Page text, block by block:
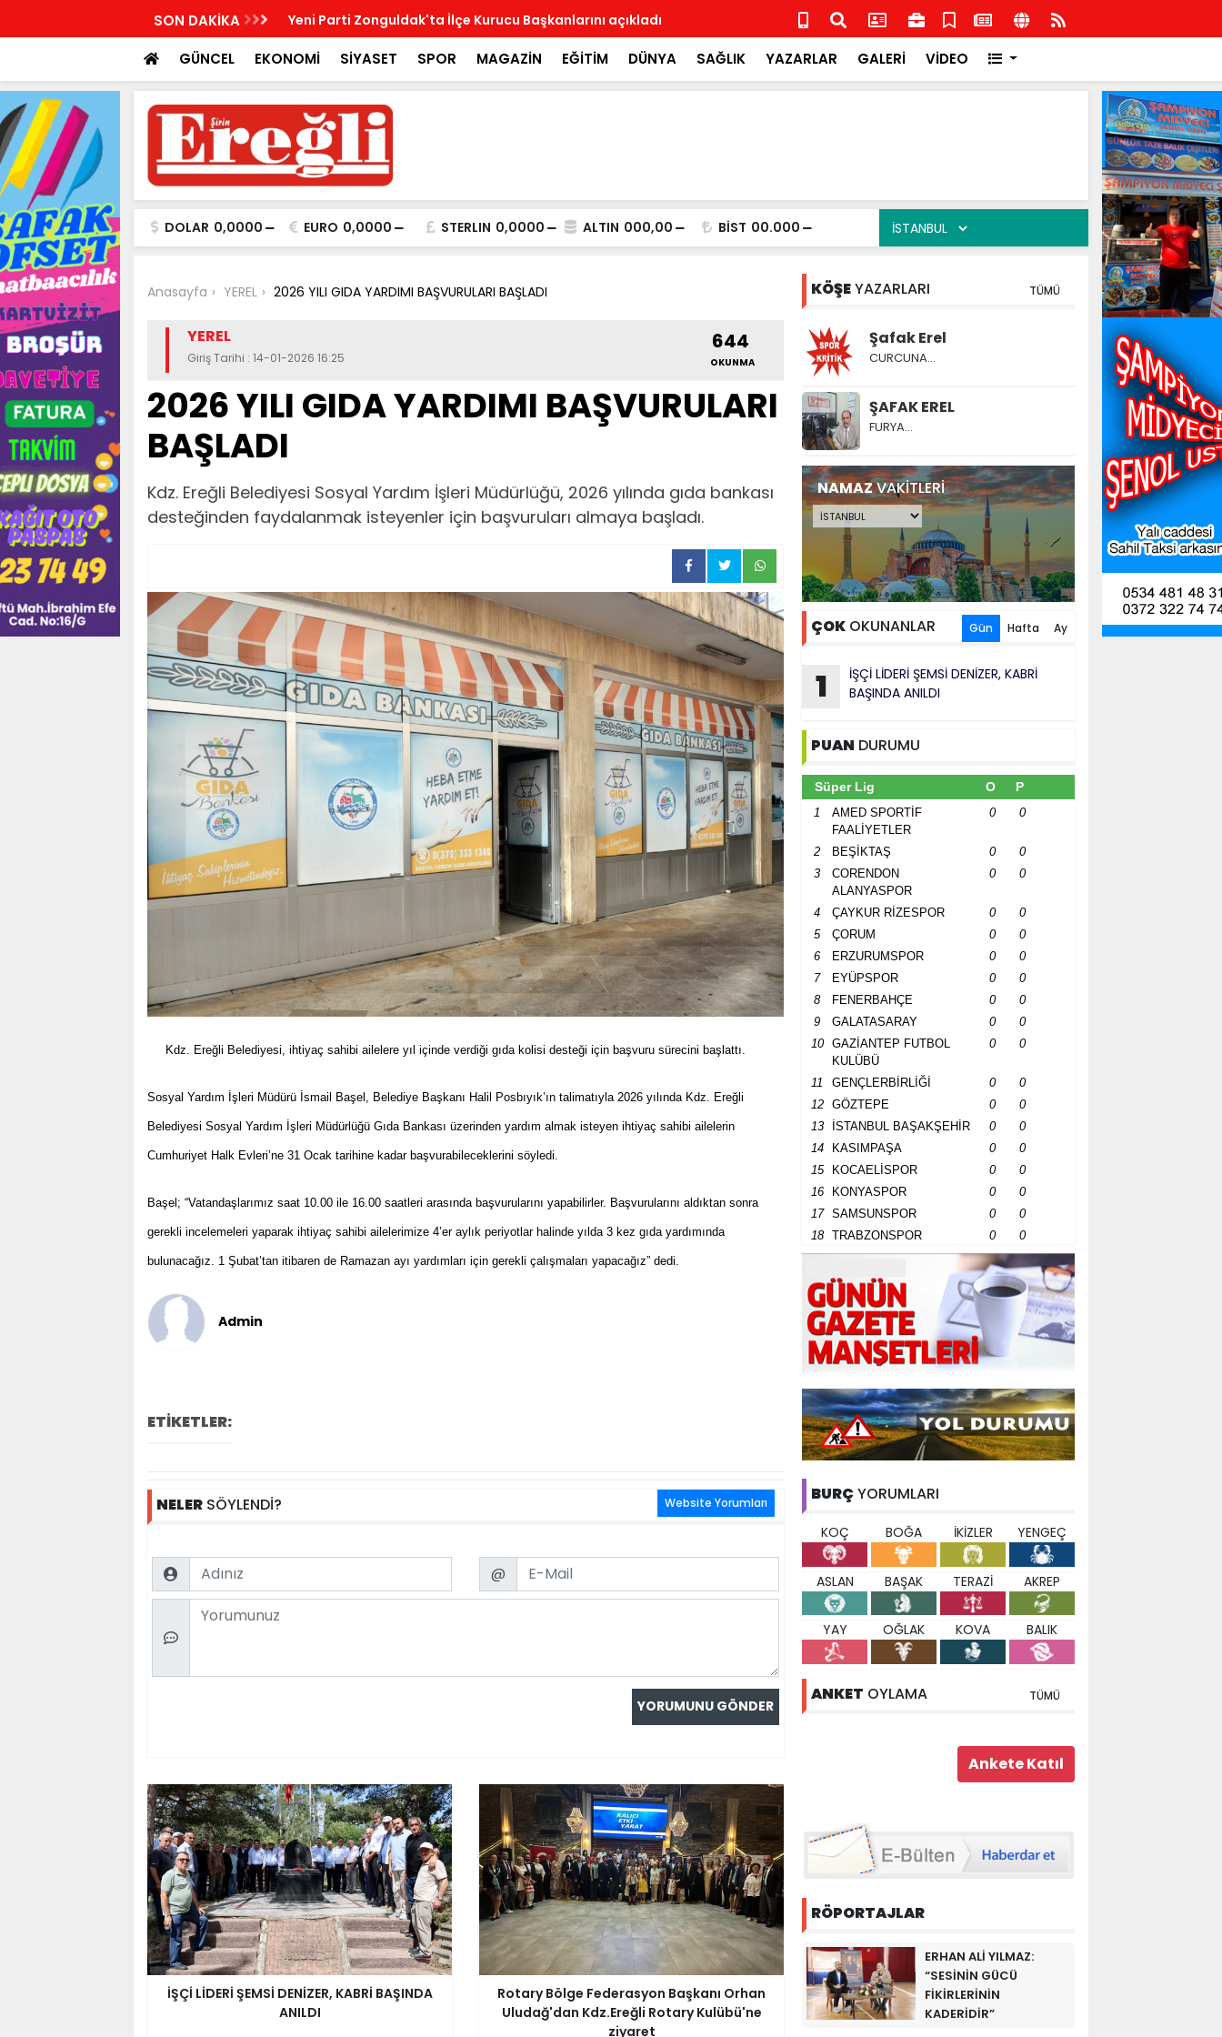
SON DAKİKA Yeni Parti Zonguldak'ta İlçe Kurucu Başkanlarını açıkladı MHP İlçe Teşkilatından İlçe Milli Eğitim Müdürlüğüne ziyaret
GÜNCEL EKONOMİ SİYASET SPOR MAGAZİN EĞİTİM DÜNYA SAĞLIK YAZARLAR GALERİ VİDEO
DOLAR 0,0000 EURO 0,0000 STERLIN 0,0000 ALTIN 000,00 BİST 00.000
Anasayfa YEREL 2026 YILI GIDA YARDIMI BAŞVURULARI BAŞLADI
YEREL
Giriş Tarihi : 14-01-2026 16:25
644
OKUNMA
2026 YILI GIDA YARDIMI BAŞVURULARI
BAŞLADI
Kdz. Ereğli Belediyesi Sosyal Yardım İşleri Müdürlüğü, 2026 yılında gıda bankası
desteğinden faydalanmak isteyenler için başvuruları almaya başladı.
Kdz. Ereğli Belediyesi, ihtiyaç sahibi ailelere yıl içinde verdiği gıda kolisi desteği için başvuru sürecini başlattı.
Sosyal Yardım İşleri Müdürü İsmail Başel, Belediye Başkanı Halil Posbıyık’ın talimatıyla 2026 yılında Kdz. Ereğli
Belediyesi Sosyal Yardım İşleri Müdürlüğü Gıda Bankası üzerinden yardım almak isteyen ihtiyaç sahibi ailelerin
Cumhuriyet Halk Evleri’ne 31 Ocak tarihine kadar başvurabileceklerini söyledi.
Başel; “Vatandaşlarımız saat 10.00 ile 16.00 saatleri arasında başvurularını yapabilirler. Başvurularını aldıktan sonra
gerekli incelemeleri yaparak ihtiyaç sahibi ailelerimize 4’er aylık periyotlar halinde yılda 3 kez gıda yardımında
bulunacağız. 1 Şubat’tan itibaren de Ramazan ayı yardımları için gerekli çalışmaları yapacağız” dedi.
Admin
ETİKETLER:
NELER SÖYLENDİ? Website Yorumları
Name Email
@
Comment
İŞÇİ LİDERİ ŞEMSİ DENİZER, KABRİ BAŞINDA
ANILDI
Rotary Bölge Federasyon Başkanı Orhan
Uludağ'dan Kdz.Ereğli Rotary Kulübü'ne
ziyaret
KÖŞEYAZARLARI TÜMÜ
Şafak Erel
CURCUNA…
ŞAFAK EREL
FURYA…
NAMAZVAKİTLERİ
ÇOK OKUNANLAR Gün Hafta Ay
1
İŞÇİ LİDERİ ŞEMSİ DENİZER, KABRİ
BAŞINDA ANILDI
PUAN DURUMU
Süper Lig O P
1
AMED SPORTİF
FAALİYETLER
0 0
2 BEŞİKTAŞ 0
0
3
CORENDON
ALANYASPOR
0 0
4 ÇAYKUR RİZESPOR 0
0
5
ÇORUM 0
0
6
ERZURUMSPOR 0
0
7
EYÜPSPOR 0
0
8
FENERBAHÇE 0
0
9
GALATASARAY 0
0
10
GAZİANTEP FUTBOL
KULÜBÜ
0 0
11 GENÇLERBİRLİĞİ 0
0
12
GÖZTEPE 0
0
13
İSTANBUL BAŞAKŞEHİR 0
0
14
KASIMPAŞA 0
0
15
KOCAELİSPOR 0
0
16
KONYASPOR 0
0
17
SAMSUNSPOR 0
0
18
TRABZONSPOR 0 0
BURÇ YORUMLARI
KOÇ BOĞA İKİZLER YENGEÇ
ASLAN BAŞAK TERAZİ AKREP
YAY OĞLAK KOVA BALIK
ANKET OYLAMA TÜMÜ
RÖPORTAJLAR
ERHAN ALİ YILMAZ:
“SESİNİN GÜCÜ
FİKİRLERİNİN
KADERİDİR”